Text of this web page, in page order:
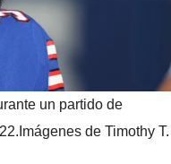
un partido de
Imágenes de Timothy T.